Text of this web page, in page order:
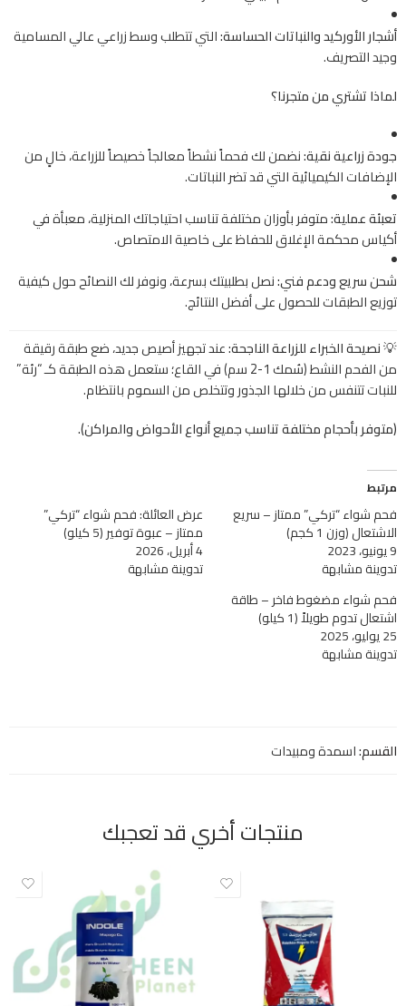
أشجار الأوركيد والنباتات الحساسة:التي تتطلب وسط زراعي عالي المسامية
وجيد التصريف.
لماذا تشتري من متجرنا؟
جودة زراعية نقية:نضمن لك فحماً نشطاً معالجاً خصيصاً للزراعة، خالٍ من
الإضافات الكيميائية التي قد تضر النباتات.
تعبئة عملية:متوفر بأوزان مختلفة تناسب احتياجاتك المنزلية، معبأة في
أكياس محكمة الإغلاق للحفاظ على خاصية الامتصاص.
شحن سريع ودعم فني:نصل بطلبيتك بسرعة، ونوفر لك النصائح حول كيفية
توزيع الطبقات للحصول على أفضل النتائج.
💡 نصيحة الخبراء للزراعة الناجحة:عند تجهيز أصيص جديد، ضع طبقة رقيقة
من الفحم النشط (سُمك 1-2 سم) في القاع؛ ستعمل هذه الطبقة كـ “رئة”
للنبات تتنفس من خلالها الجذور وتتخلص من السموم بانتظام.
(متوفر بأحجام مختلفة تناسب جميع أنواع الأحواض والمراكن).
مرتبط
فحم شواء “تركي” ممتاز – سريع
الاشتعال (وزن 1 كجم)
9 يونيو، 2023
تدوينة مشابهة
عرض العائلة: فحم شواء “تركي”
ممتاز – عبوة توفير (5 كيلو)
4 أبريل، 2026
تدوينة مشابهة
فحم شواء مضغوط فاخر – طاقة
اشتعال تدوم طويلاً (1 كيلو)
25 يوليو، 2025
تدوينة مشابهة
القسم:اسمدة ومبيدات
منتجات أخري قد تعجبك